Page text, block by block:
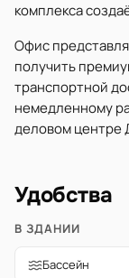
комплекса
Офис
получить
транспортной
немедленному
деловом центре
Удобства
В ЗДАНИИ
Бассейн